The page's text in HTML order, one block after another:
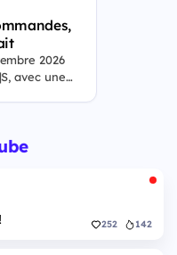
2026
avec une
scène
étant la
252 142